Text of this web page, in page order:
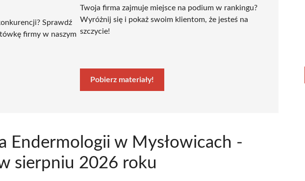
Sprawdź
firmy w naszym
Twoja firma zajmuje miejsce na podium w rankingu?
Wyróżnij się i pokaż swoim klientom, że jesteś na
szczycie!
Pobierz materiały!
Endermologii w Mysłowicach -
sierpniu 2026 roku